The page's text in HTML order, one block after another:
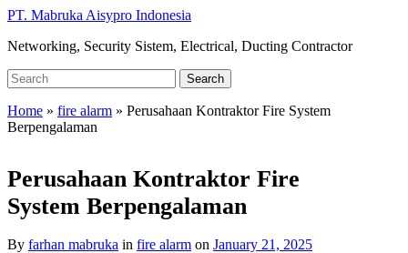
Skip
main
PT. Mabruka Aisypro Indonesia
Networking, Security Sistem, Electrical, Ducting Contractor
Search
for:
Search
Home » fire alarm » Perusahaan Kontraktor Fire System
Berpengalaman
Perusahaan Kontraktor Fire
System Berpengalaman
By farhan mabruka in fire alarm on January 21, 2025